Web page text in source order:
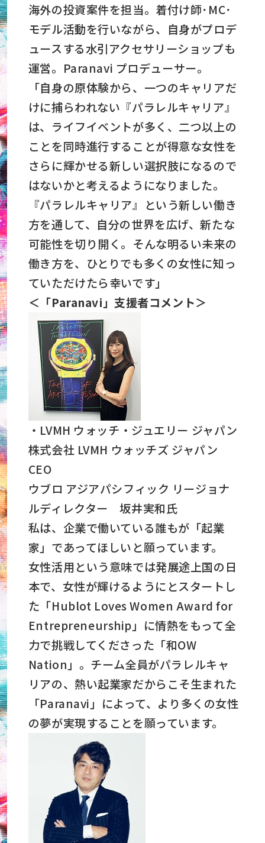
海外の投資案件を担当。着付け師･MC･
モデル活動を行いながら、自身がプロデ
ュースする水引アクセサリーショップも
運営。Paranavi プロデューサー。
「自身の原体験から、一つのキャリアだ
けに捕らわれない『パラレルキャリア』
は、ライフイベントが多く、二つ以上の
ことを同時進行することが得意な女性を
さらに輝かせる新しい選択肢になるので
はないかと考えるようになりました。
『パラレルキャリア』という新しい働き
方を通して、自分の世界を広げ、新たな
可能性を切り開く。そんな明るい未来の
働き方を、ひとりでも多くの女性に知っ
ていただけたら幸いです」
＜「Paranavi」支援者コメント＞
・LVMH ウォッチ・ジュエリー ジャパン
株式会社 LVMH ウォッチズ ジャパン
CEO
ウブロ アジアパシフィック リージョナ
ルディレクター 坂井実和氏
私は、企業で働いている誰もが「起業
家」であってほしいと願っています。
女性活用という意味では発展途上国の日
本で、女性が輝けるようにとスタートし
た「Hublot Loves Women Award for
Entrepreneurship」に情熱をもって全
力で挑戦してくださった「和OW
Nation」。チーム全員がパラレルキャ
リアの、熱い起業家だからこそ生まれた
「Paranavi」によって、より多くの女性
の夢が実現することを願っています。